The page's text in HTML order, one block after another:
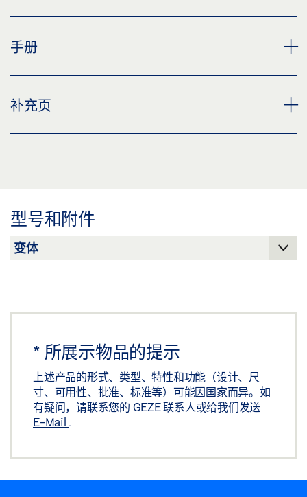
标签义务: © GEZE GmbH
TS 500 NV EN 1-4
TS 500 N EN 3 闭门器本体 产品规格书 ZH
手册
盖板
补充页
下载 (.PDF | 560 KB)
型号和附件
* 所展示物品的提示
上述产品的形式、类型、特性和功能（设计、尺
寸、可用性、批准、标准等）可能因国家而异。如
有疑问，请联系您的 GEZE 联系人或给我们发送
E-Mail .